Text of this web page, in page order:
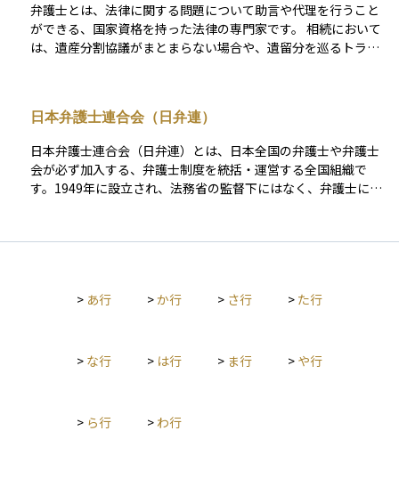
弁護士とは、法律に関する問題について助言や代理を行うこと
ができる、国家資格を持った法律の専門家です。 相続において
は、遺産分割協議がまとまらない場合や、遺留分を巡るトラブ
見の対立や紛争があるとき、また法的に複雑な問題が関係する
場合には、早い段階で弁護士に相談することでトラブルを最小
限に抑えることができます
日本弁護士連合会（日弁連）
日本弁護士連合会（日弁連）とは、日本全国の弁護士や弁護士
会が必ず加入する、弁護士制度を統括・運営する全国組織で
す。1949年に設立され、法務省の監督下にはなく、弁護士によ
相談センターの運営、人権擁護活動、法改正への提言などがあ
護士の専門性と公共性を広く支える存在です。資産運用や相
> あ行 >か行 > さ行 > た行
> な行 > は行 > ま行 > や行
> ら行 > わ行